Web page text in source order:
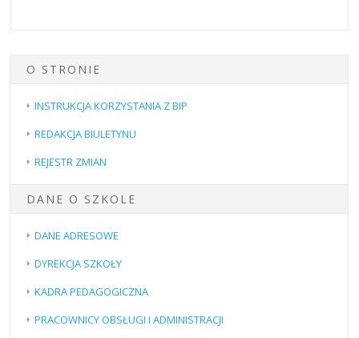
O STRONIE
INSTRUKCJA KORZYSTANIA Z BIP
REDAKCJA BIULETYNU
REJESTR ZMIAN
DANE O SZKOLE
DANE ADRESOWE
DYREKCJA SZKOŁY
KADRA PEDAGOGICZNA
PRACOWNICY OBSŁUGI I ADMINISTRACJI